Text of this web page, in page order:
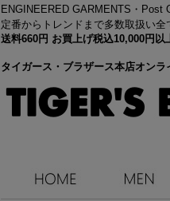
ENGINEERED GARMENTS・ Post
定番からトレンドまで多数取扱い
送料660円 お買上げ税込10,000円以
タイガース・ブラザース本店オンラ